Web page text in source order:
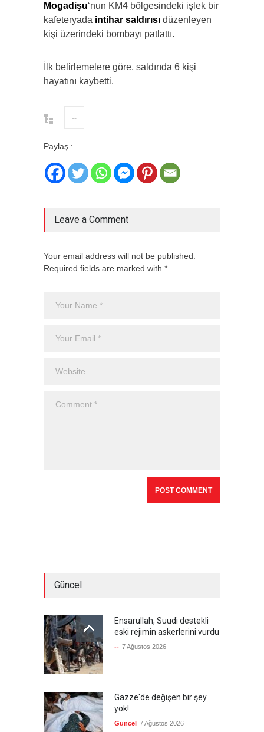
Mogadişu‘nun KM4 bölgesindeki işlek bir
kafeteryada intihar saldırısı düzenleyen
kişi üzerindeki bombayı patlattı.
İlk belirlemelere göre, saldırıda 6 kişi
hayatını kaybetti.
--
Paylaş :
Leave a Comment
Your email address will not be published.
Required fields are marked with *
Güncel
Ensarullah, Suudi destekli
eski rejimin askerlerini vurdu
-- 7 Ağustos 2026
Gazze'de değişen bir şey
yok!
Güncel 7 Ağustos 2026